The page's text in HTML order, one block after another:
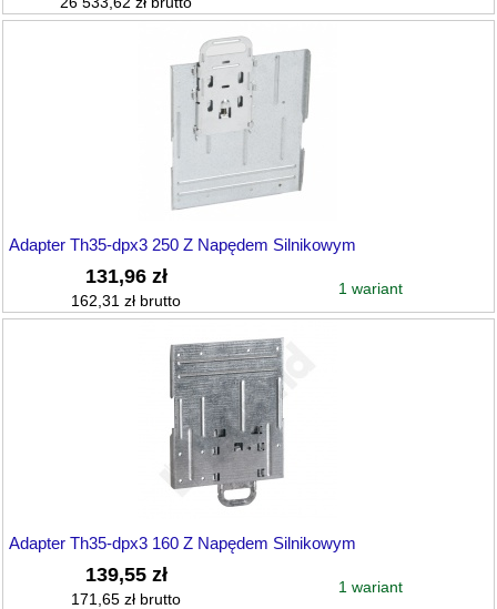
Adapter Th35-dpx3 250 Z Napędem Silnikowym
131,96 zł
162,31 zł brutto
1 wariant
Adapter Th35-dpx3 160 Z Napędem Silnikowym
139,55 zł
171,65 zł brutto
1 wariant